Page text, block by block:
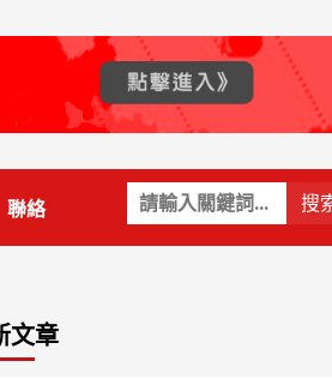
關
鍵
字:
聯絡
文章